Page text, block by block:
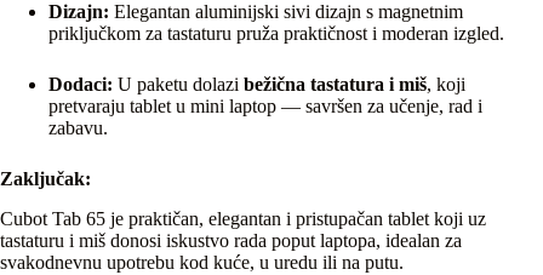
Dizajn: Elegantan aluminijski sivi dizajn s magnetnim
priključkom za tastaturu pruža praktičnost i moderan izgled.
Dodaci: U paketu dolazi bežična tastatura i miš, koji
pretvaraju tablet u mini laptop — savršen za učenje, rad i
zabavu.
Zaključak:
Cubot Tab 65 je praktičan, elegantan i pristupačan tablet koji uz
tastaturu i miš donosi iskustvo rada poput laptopa, idealan za
svakodnevnu upotrebu kod kuće, u uredu ili na putu.